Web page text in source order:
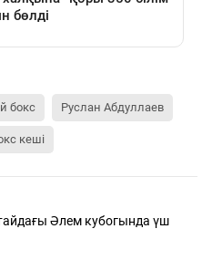
бокс Руслан Абдуллаев
кеші
Әлем кубогында үш